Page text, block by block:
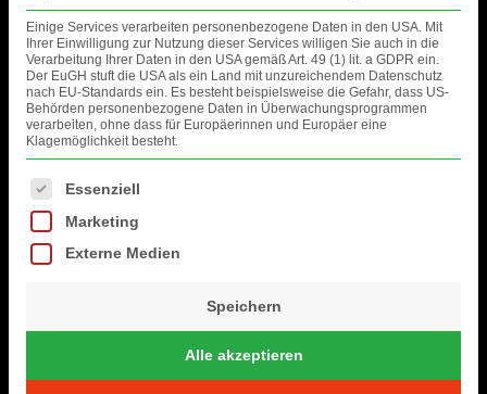
Vom25. bis 27. September 2026feiern wir wieder
das traditionelleDorf- und Erntefest in Pampow !
Auf dem Festplatz erwartet euch ein ganzes
Wochenende vollerMusik, guter Laune und
Dorfgemeinschaft. Freut euch auf ein
buntesBühnenprogramm
Kleinund natürlich jede Menge
Kommt vorbei, wenn Pampow den Herbst
willkommen heißt – gemeinsam, fröhlich und mit
Einige Services verarbeiten personenbezogene Daten in den USA. Mit
Ihrer Einwilligung zur Nutzung dieser Services willigen Sie auch in die
Verarbeitung Ihrer Daten in den USA gemäß Art. 49 (1) lit. a GDPR ein.
Der EuGH stuft die USA als ein Land mit unzureichendem Datenschutz
nach EU-Standards ein. Es besteht beispielsweise die Gefahr, dass US-
Behörden personenbezogene Daten in Überwachungsprogrammen
verarbeiten, ohne dass für Europäerinnen und Europäer eine
Klagemöglichkeit besteht.
Es folgt eine Liste der Service-Gruppen, für die eine Einwilligung erteilt
Essenziell
Marketing
Externe Medien
Speichern
Alle akzeptieren